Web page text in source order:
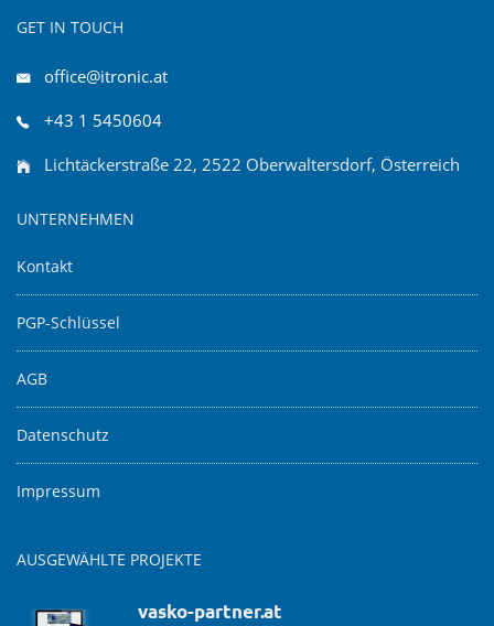
GET IN TOUCH
office@itronic.at
+43 1 5450604
Lichtäckerstraße 22, 2522 Oberwaltersdorf, Österreich
UNTERNEHMEN
Kontakt
PGP-Schlüssel
AGB
Datenschutz
Impressum
AUSGEWÄHLTE PROJEKTE
vasko-partner.at